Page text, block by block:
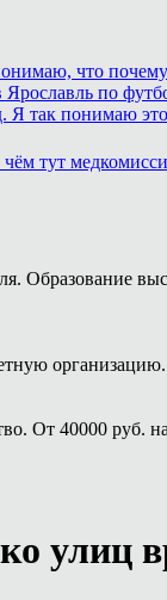
что почему
по
так понимаю
тут
Образование
организацию.
От 40000 руб.
улиц